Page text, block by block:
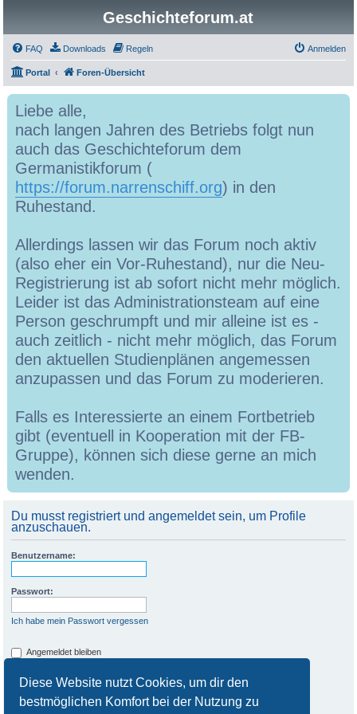
Diese Website nutzt Cookies, um dir den
bestmöglichen Komfort bei der Nutzung zu
Geschichteforum.at
FAQ Downloads Regeln Anmelden
Portal Foren-Übersicht
Liebe alle,
nach langen Jahren des Betriebs folgt nun
auch das Geschichteforum dem
Germanistikforum (
https://forum.narrenschiff.org) in den
Ruhestand.
Allerdings lassen wir das Forum noch aktiv
(also eher ein Vor-Ruhestand), nur die Neu-
Registrierung ist ab sofort nicht mehr möglich.
Leider ist das Administrationsteam auf eine
Person geschrumpft und mir alleine ist es -
auch zeitlich - nicht mehr möglich, das Forum
den aktuellen Studienplänen angemessen
anzupassen und das Forum zu moderieren.
Falls es Interessierte an einem Fortbetrieb
gibt (eventuell in Kooperation mit der FB-
Gruppe), können sich diese gerne an mich
wenden.
Du musst registriert und angemeldet sein, um Profile
anzuschauen.
Benutzername:
Passwort:
Ich habe mein Passwort vergessen
Angemeldet bleiben